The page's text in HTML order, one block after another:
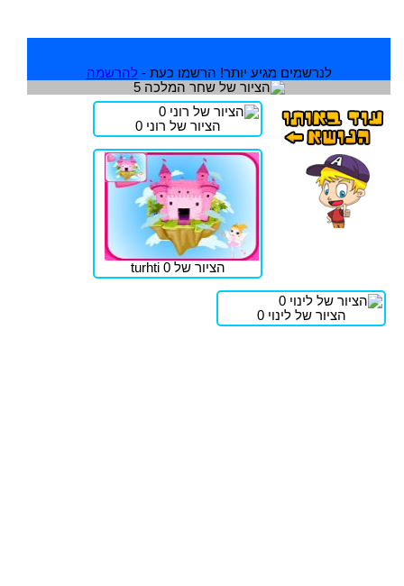
לנרשמים מגיע יותר! הרשמו כעת - להרשמה
הציור של רוני 0
הציור של turhti 0
הציור של לינוי 0